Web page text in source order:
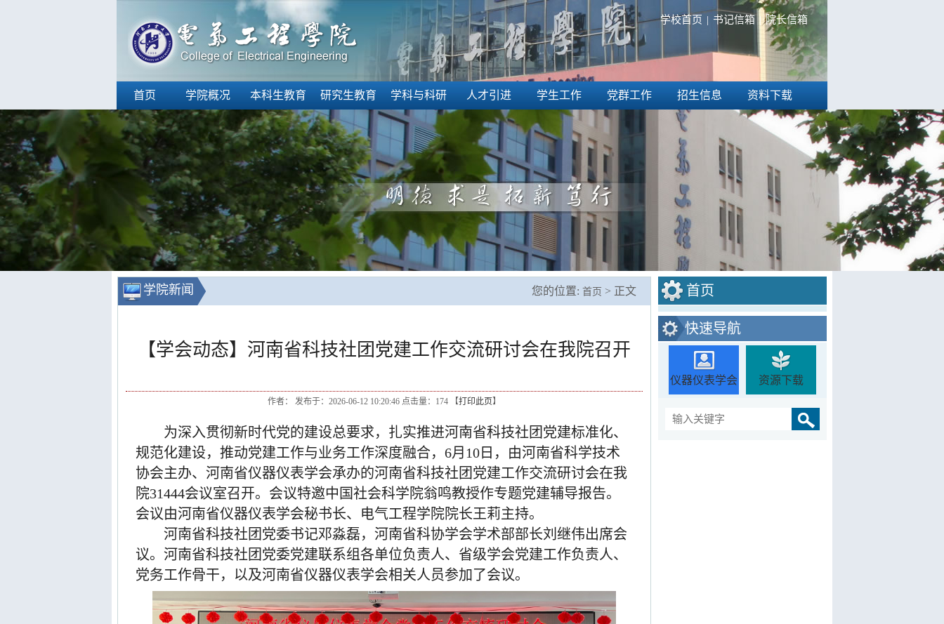
学校首页 | 书记信箱 | 院长信箱
首页 学院概况 本科生教育 研究生教育 学科与科研 人才引进 学生工作 党群工作 招生信息 资料下载
首页
快速导航
仪器仪表学会 资源下载
学院新闻 您的位置: 首页 > 正文
【学会动态】河南省科技社团党建工作交流研讨会在我院召开
作者： 发布于：2026-06-12 10:20:46 点击量： 174【打印此页】
为深入贯彻新时代党的建设总要求，扎实推进河南省科技社团党建标准化、
规范化建设，推动党建工作与业务工作深度融合， 6月 10 日，由河南省科学技术
协会主办、河南省仪器仪表学会承办的河南省科技社团党建工作交流研讨会在我
院31444会议室召开。会议特邀中国社会科学院翁鸣教授作专题党建辅导报告。
会议由河南省仪器仪表学会秘书长、电气工程学院院长王莉主持。
河南省科技社团党委书记邓淼磊，河南省科协学会学术部部长刘继伟出席会
议。河南省科技社团党委党建联系组各单位负责人、省级学会党建工作负责人、
党务工作骨干，以及河南省仪器仪表学会相关人员参加了会议。